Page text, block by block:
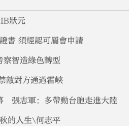
狀元
書 須經認可屬會申請
察智造綠色轉型
敵對方通過霍峽
張志軍：多帶動台胞走進大陸
的人生\何志平